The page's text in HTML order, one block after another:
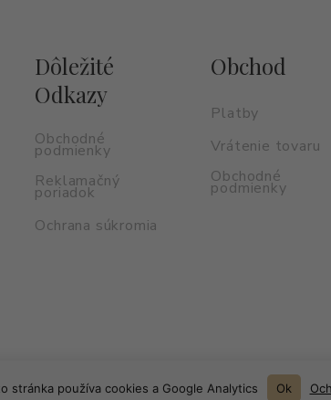
Dôležité
Odkazy
Obchodné
podmienky
Reklamačný
poriadok
Ochrana súkromia
Obchod
Platby
Vrátenie tovaru
Obchodné
podmienky
stránka používa cookies a Google Analytics Ok